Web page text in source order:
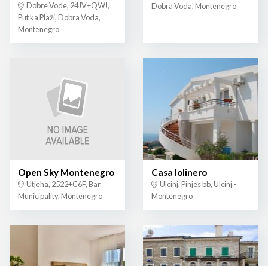
Dobre Vode, 24JV+QWJ,
Put ka Plaži, Dobra Voda,
Montenegro
Dobra Voda, Montenegro
Open Sky Montenegro
Utjeha, 2522+C6F, Bar
Municipality, Montenegro
Casa lolinero
Ulcinj, Pinjes bb, Ulcinj -
Montenegro